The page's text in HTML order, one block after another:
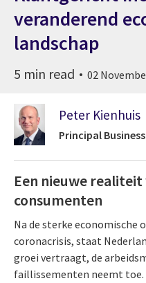
veranderend
landschap
5 min read 02
Peter Kienhuis
Principal
Een nieuwe
consumenten
Na de sterke economische
coronacrisis, staat
groei vertraagt, de
faillissementen neemt